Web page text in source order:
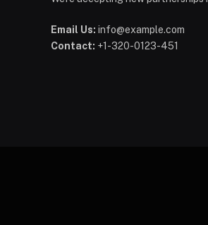
Email Us: info@example.com
Contact: +1-320-0123-451